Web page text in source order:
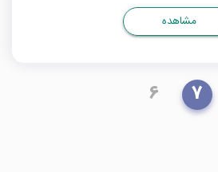
مشاهده
6 7